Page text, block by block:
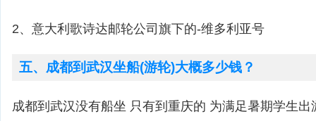
2、意大利歌诗达邮轮公司旗下的-维多利亚号
五、成都到武汉坐船(游轮)大概多少钱？
成都到武汉没有船坐 只有到重庆的 为满足暑期学生